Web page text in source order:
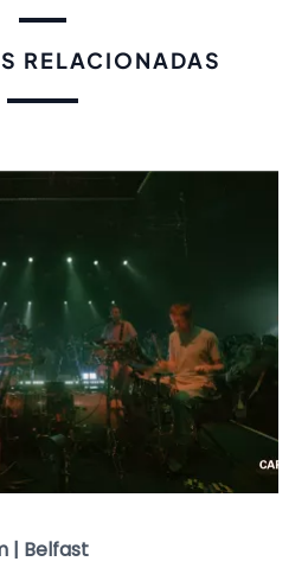
RELACIONADAS
| Belfast